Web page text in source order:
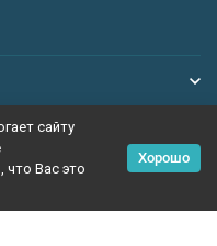
сайта
сайту
что Вас это
Хорошо